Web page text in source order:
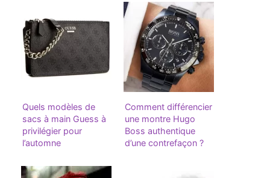
Quels modèles de
sacs à main Guess à
privilégier pour
l’automne
Comment différencier
une montre Hugo
Boss authentique
d’une contrefaçon ?